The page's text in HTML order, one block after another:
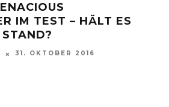
DIE
2021